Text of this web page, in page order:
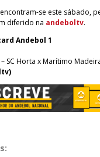
se este sábado,
diferido na andeboltv.
Andebol 1
SC Horta x Marítimo